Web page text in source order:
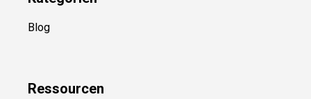
Blog
Ressourcen